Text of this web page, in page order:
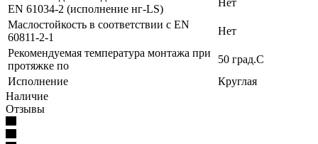
EN 61034-2 (исполнение нг-LS)
Маслостойкость в соответствии с EN
60811-2-1
Нет
Рекомендуемая температура монтажа при
протяжке по
50 град.C
Исполнение
Круглая
Наличие
Отзывы